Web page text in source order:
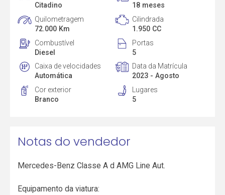
Citadino
18 meses
Quilometragem
72.000 Km
Cilindrada
1.950 CC
Combustível
Diesel
Portas
5
Caixa de velocidades
Automática
Data da Matrícula
2023 - Agosto
Cor exterior
Branco
Lugares
5
Notas do vendedor
Mercedes-Benz Classe A d AMG Line Aut.
Equipamento da viatura: